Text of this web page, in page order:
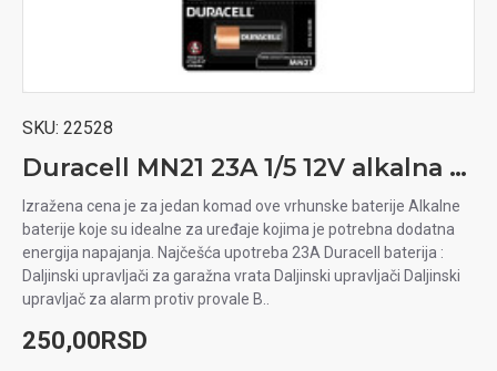
SKU: 22528
Duracell MN21 23A 1/5 12V alkalna baterija
Izražena cena je za jedan komad ove vrhunske baterije Alkalne
baterije koje su idealne za uređaje kojima je potrebna dodatna
energija napajanja. Najčešća upotreba 23A Duracell baterija :
Daljinski upravljači za garažna vrata Daljinski upravljači Daljinski
upravljač za alarm protiv provale B..
250,00RSD